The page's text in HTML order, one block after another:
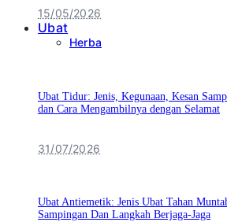
15/05/2026
Ubat
Herba
Ubat Tidur: Jenis, Kegunaan, Kesan
dan Cara Mengambilnya dengan Selamat
31/07/2026
Ubat Antiemetik: Jenis Ubat Tahan
Sampingan Dan Langkah Berjaga-Jaga